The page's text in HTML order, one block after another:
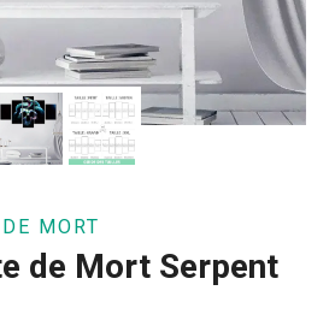
MORT
de Mort Serpent